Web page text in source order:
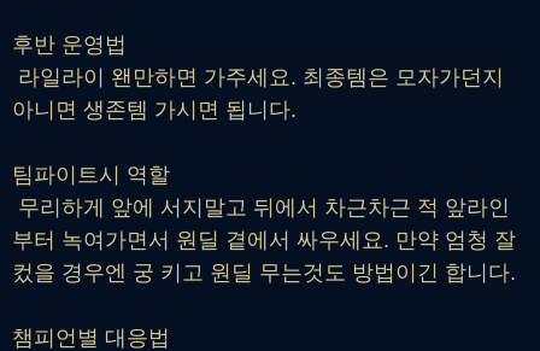
후반 운영법
라일라이 왠만하면 가주세요. 최종템은 모자가던지
아니면 생존템 가시면 됩니다.
팀파이트시 역할
무리하게 앞에 서지말고 뒤에서 차근차근 적 앞라인
부터 녹여가면서 원딜 곁에서 싸우세요. 만약 엄청 잘
컸을 경우엔 궁 키고 원딜 무는것도 방법이긴 합니다.
챔피언별 대응법